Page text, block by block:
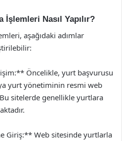
Nasıl Yapılır?
aşağıdaki adımlar
Öncelikle, yurt başvurusu
yurt yönetiminin resmi web
sitelerde genellikle yurtlara
Giriş:** Web sitesinde yurtlarla